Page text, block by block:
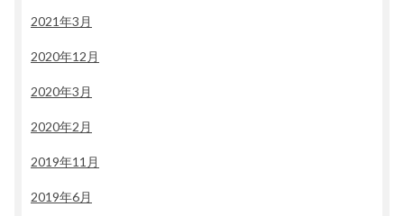
2021年3月
2020年12月
2020年3月
2020年2月
2019年11月
2019年6月